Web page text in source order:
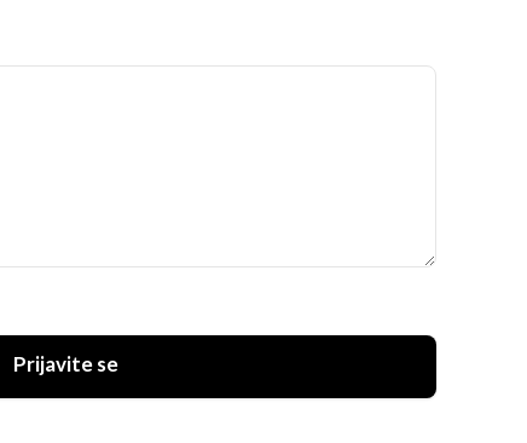
Prijavite se